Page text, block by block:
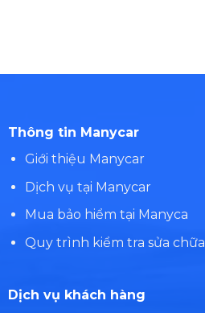
Thông tin Manycar
Giới thiệu Manycar
Dịch vụ tại Manycar
Mua bảo hiểm tại Manyca
Quy trình kiểm tra sửa chữa
Dịch vụ khách hàng